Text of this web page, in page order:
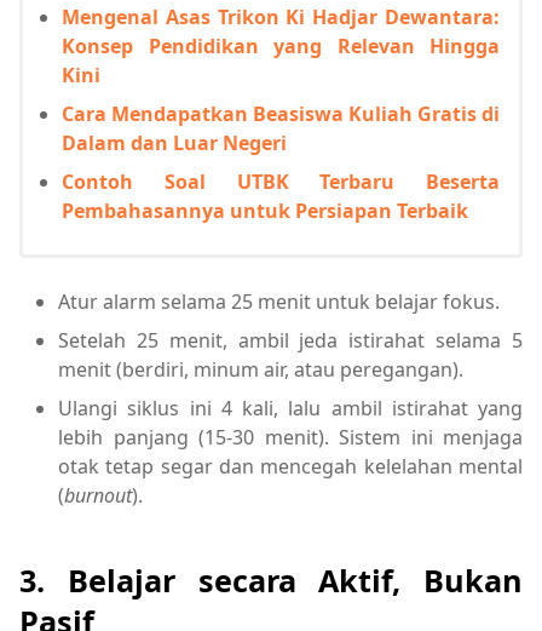
Mengenal Asas Trikon Ki Hadjar Dewantara:
Konsep Pendidikan yang Relevan Hingga
Kini
Cara Mendapatkan Beasiswa Kuliah Gratis di
Dalam dan Luar Negeri
Contoh Soal UTBK Terbaru Beserta
Pembahasannya untuk Persiapan Terbaik
Atur alarm selama 25 menit untuk belajar fokus.
Setelah 25 menit, ambil jeda istirahat selama 5
menit (berdiri, minum air, atau peregangan).
Ulangi siklus ini 4 kali, lalu ambil istirahat yang
lebih panjang (15-30 menit). Sistem ini menjaga
otak tetap segar dan mencegah kelelahan mental
(burnout).
3. Belajar secara Aktif, Bukan
Pasif